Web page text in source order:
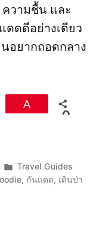
วามชื้น และ
ดดดีอย่างเดียว
อยากถอดกลาง
0
Posted
in
Travel Guides
, กันแดด, เดินป่า